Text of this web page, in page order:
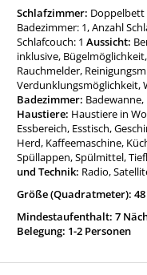
Schlafzimmer: Doppelbett
Badezimmer: 1, Anzahl
Schlafcouch: 1 Aussicht:
inklusive,
Rauchmelder,
Verdunklungsmöglichkeit,
Badezimmer:
Haustiere: Haustiere in
Essbereich, Esstisch,
Herd, Kaffeemaschine,
Spüllappen, Spülmittel,
und Technik: Radio,
Größe (Quadratmeter): 48
Mindestaufenthalt: 7
Belegung: 1-2 Personen